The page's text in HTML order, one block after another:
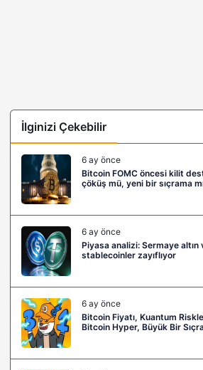
İlginizi Çekebilir
6 ay önce
Bitcoin FOMC öncesi kilit
çöküş mü, yeni bir sıçrama
6 ay önce
Piyasa analizi: Sermaye
stablecoinler zayıflıyor
6 ay önce
Bitcoin Fiyatı, Kuantum
Bitcoin Hyper, Büyük Bir